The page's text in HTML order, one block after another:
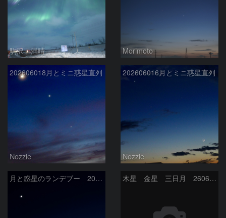
駒沢 満晴 Morimoto
202606018月とミニ惑星直列
Nozzie
202606016月とミニ惑星直列
Nozzie
月と惑星のランデブー 2026/06/19 木星 金星 三日月 260618